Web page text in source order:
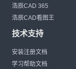
浩辰CAD 365
浩辰CAD看图王
技术支持
安装注册文档
学习帮助文档